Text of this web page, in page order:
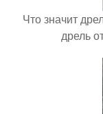
Что значит
дрель